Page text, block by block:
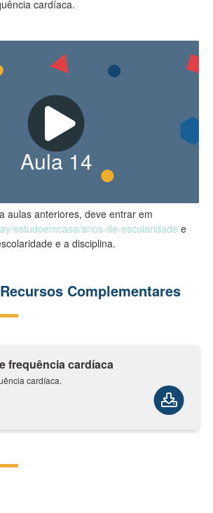
cardíaca.
Aula14
aulas anteriores, deve entrar em
estudoemcasa/anos-de-escolaridade e
e a disciplina.
Complementares
frequência cardíaca
cardíaca.